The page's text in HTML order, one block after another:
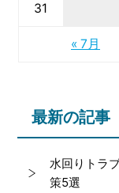
« 7月
31
最新の記事
水回りトラ
策5選